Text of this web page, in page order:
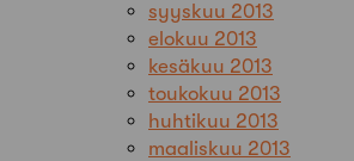
syyskuu 2013
elokuu 2013
kesäkuu 2013
toukokuu 2013
huhtikuu 2013
maaliskuu 2013